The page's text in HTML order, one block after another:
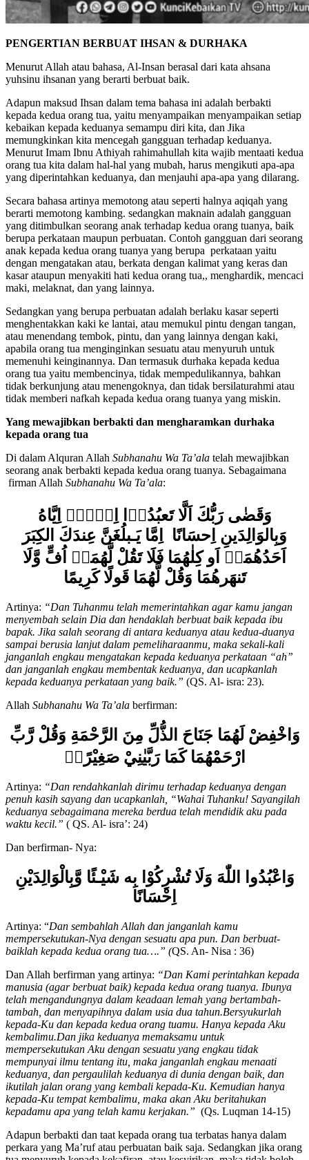
PENGERTIAN BERBUAT IHSAN & DURHAKA
Menurut Allah atau bahasa, Al-Insan berasal dari kata ahsana
yuhsinu ihsanan yang berarti berbuat baik.
Adapun maksud Ihsan dalam tema bahasa ini adalah berbakti
kepada kedua orang tua, yaitu menyampaikan menyampaikan setiap
kebaikan kepada keduanya semampu diri kita, dan Jika
memungkinkan kita mencegah gangguan terhadap keduanya.
Menurut Imam Ibnu Athiyah rahimahullah kita wajib mentaati kedua
orang tua kita dalam hal-hal yang mubah, harus mengikuti apa-apa
yang diperintahkan keduanya, dan menjauhi apa-apa yang dilarang.
Secara bahasa artinya memotong atau seperti halnya aqiqah yang
berarti memotong kambing. sedangkan maknain adalah gangguan
yang ditimbulkan seorang anak terhadap kedua orang tuanya, baik
berupa perkataan maupun perbuatan. Contoh gangguan dari seorang
anak kepada kedua orang tuanya yang berupa perkataan yaitu
dengan mengatakan atau, berkata dengan kalimat yang keras dan
kasar ataupun menyakiti hati kedua orang tua,, menghardik, mencaci
maki, melaknat, dan yang lainnya.
Sedangkan yang berupa perbuatan adalah berlaku kasar seperti
menghentakkan kaki ke lantai, atau memukul pintu dengan tangan,
atau menendang tembok, pintu, dan yang lainnya dengan kaki,
apabila orang tua menginginkan sesuatu atau menyuruh untuk
memenuhi keinginannya. Dan termasuk durhaka kepada kedua
orang tua yaitu membencinya, tidak mempedulikannya, bahkan
tidak berkunjung atau menengoknya, dan tidak bersilaturahmi atau
tidak memberi nafkah kepada kedua orang tuanya yang miskin.
Yang mewajibkan berbakti dan mengharamkan durhaka
kepada orang tua
Di dalam Alquran Allah Subhanahu Wa Ta’ala telah mewajibkan
seorang anak berbakti kepada kedua orang tuanya. Sebagaimana
firman Allah Subhanahu Wa Ta’ala:
وَقَضٰى رَبُّكَ اَلَّا تَعبُدُوۤا اِلَّاۤ اِيَّاهُ
وَبِالوَالِدَينِ اِحسَانًا‌ اِمَّا يَـبلُغَنَّ عِندَكَ الكِبَرَ
اَحَدُهُمَاۤ اَو كِلٰهُمَا فَلَا تَقُلْ لَّهُمَاۤ اُفٍّ وَّلَا
تَنهَرهُمَا وَقُلْ لَّهُمَا قَولًا كَرِيمًا
Artinya: “Dan Tuhanmu telah memerintahkan agar kamu jangan
menyembah selain Dia dan hendaklah berbuat baik kepada ibu
bapak. Jika salah seorang di antara keduanya atau kedua-duanya
sampai berusia lanjut dalam pemeliharaanmu, maka sekali-kali
janganlah engkau mengatakan kepada keduanya perkataan “ah”
dan janganlah engkau membentak keduanya, dan ucapkanlah
kepada keduanya perkataan yang baik.” (QS. Al- isra: 23).
Allah Subhanahu Wa Ta’ala berfirman:
وَاخْفِضْ لَهُمَا جَنَاحَ الذُّلِّ مِنَ الرَّحْمَةِ وَقُلْ رَّبِّ
ارْحَمْهُمَا كَمَا رَبَّيٰنِيْ صَغِيْرًا
Artinya: “Dan rendahkanlah dirimu terhadap keduanya dengan
penuh kasih sayang dan ucapkanlah, “Wahai Tuhanku! Sayangilah
keduanya sebagaimana mereka berdua telah mendidik aku pada
waktu kecil.” ( QS. Al- isra’: 24)
Dan berfirman- Nya:
و َاعْبُدُوا اللّٰهَ وَلَا تُشْرِكُوْا بِه شَيْـئًا وَّبِالْوَالِدَيْنِ
اِحْسَانًا
Artinya: “Dan sembahlah Allah dan janganlah kamu
mempersekutukan-Nya dengan sesuatu apa pun. Dan berbuat-
baiklah kepada kedua orang tua….” (QS. An- Nisa : 36)
Dan Allah berfirman yang artinya: “Dan Kami perintahkan kepada
manusia (agar berbuat baik) kepada kedua orang tuanya. Ibunya
telah mengandungnya dalam keadaan lemah yang bertambah-
tambah, dan menyapihnya dalam usia dua tahun.Bersyukurlah
kepada-Ku dan kepada kedua orang tuamu. Hanya kepada Aku
kembalimu.Dan jika keduanya memaksamu untuk
mempersekutukan Aku dengan sesuatu yang engkau tidak
mempunyai ilmu tentang itu, maka janganlah engkau menaati
keduanya, dan pergaulilah keduanya di dunia dengan baik, dan
ikutilah jalan orang yang kembali kepada-Ku. Kemudian hanya
kepada-Ku tempat kembalimu, maka akan Aku beritahukan
kepadamu apa yang telah kamu kerjakan.” (Qs. Luqman 14-15)
Adapun berbakti dan taat kepada orang tua terbatas hanya dalam
perkara yang Ma’ruf atau perbuatan baik saja. Sedangkan jika orang